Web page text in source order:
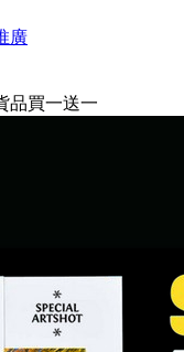
廣
品買一送一